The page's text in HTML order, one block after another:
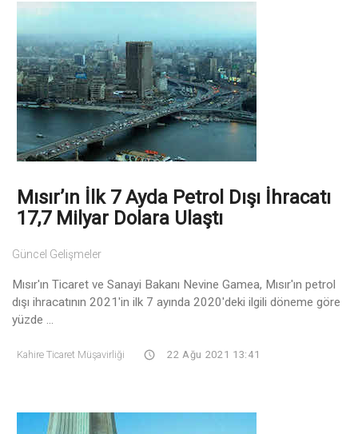
Mısır’ın İlk 7 Ayda Petrol Dışı İhracatı
17,7 Milyar Dolara Ulaştı
Güncel Gelişmeler
Mısır'ın Ticaret ve Sanayi Bakanı Nevine Gamea, Mısır'ın petrol
dışı ihracatının 2021'in ilk 7 ayında 2020'deki ilgili döneme göre
yüzde ...
Kahire Ticaret Müşavirliği 22 Ağu 2021 13:41